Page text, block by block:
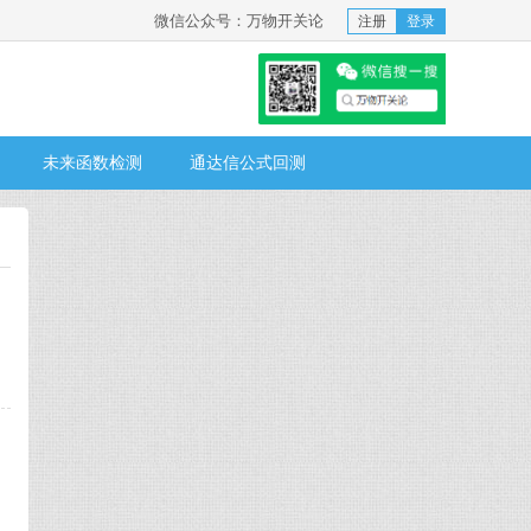
微信公众号：万物开关论 注册 登录
未来函数检测 通达信公式回测